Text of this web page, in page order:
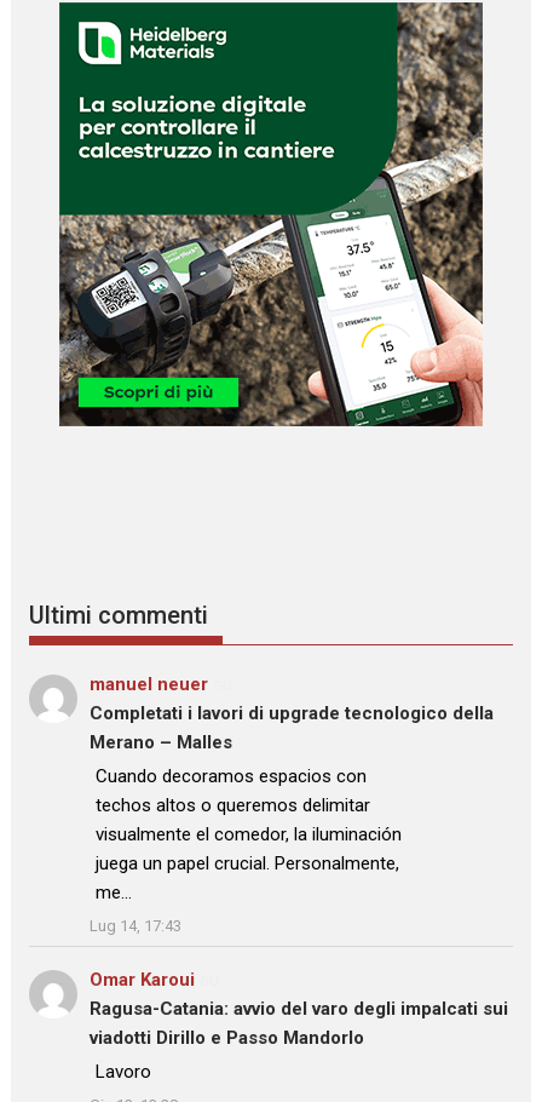
Ultimi commenti
manuel neuer
Completati i lavori di upgrade tecnologico della
Merano – Malles
: “
Cuando decoramos espacios con
techos altos o queremos delimitar
visualmente el comedor, la iluminación
juega un papel crucial. Personalmente,
me…
”
Lug 14, 17:43
Omar Karoui
Ragusa-Catania: avvio del varo degli impalcati sui
viadotti Dirillo e Passo Mandorlo
: “Lavoro
”